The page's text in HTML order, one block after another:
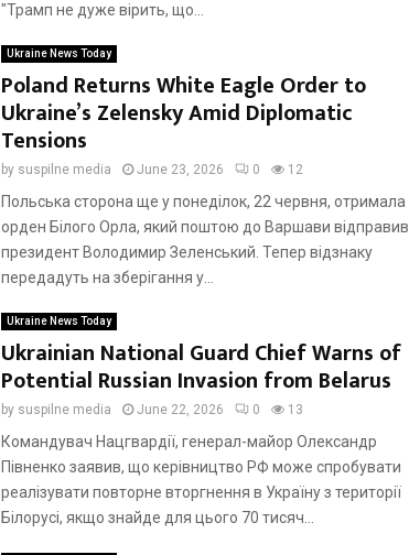
"Трамп не дуже вірить, що...
Ukraine News Today
Poland Returns White Eagle Order to
Ukraine’s Zelensky Amid Diplomatic
Tensions
by suspilne media June 23, 2026 0 12
Польська сторона ще у понеділок, 22 червня, отримала
орден Білого Орла, який поштою до Варшави відправив
президент Володимир Зеленський. Тепер відзнаку
передадуть на зберігання у...
Ukraine News Today
Ukrainian National Guard Chief Warns of
Potential Russian Invasion from Belarus
by suspilne media June 22, 2026 0 13
Командувач Нацгвардії, генерал-майор Олександр
Півненко заявив, що керівництво РФ може спробувати
реалізувати повторне вторгнення в Україну з території
Білорусі, якщо знайде для цього 70 тисяч...